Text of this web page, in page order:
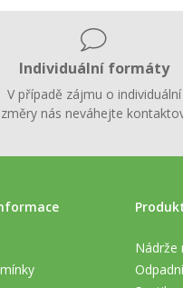
Individuální formáty
V případě zájmu o individuální
nás neváhejte
Nádrže